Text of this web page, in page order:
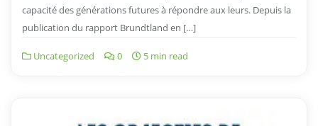
capacité des générations futures à répondre aux leurs. Depuis la
publication du rapport Brundtland en […]
Uncategorized 0 5 min read